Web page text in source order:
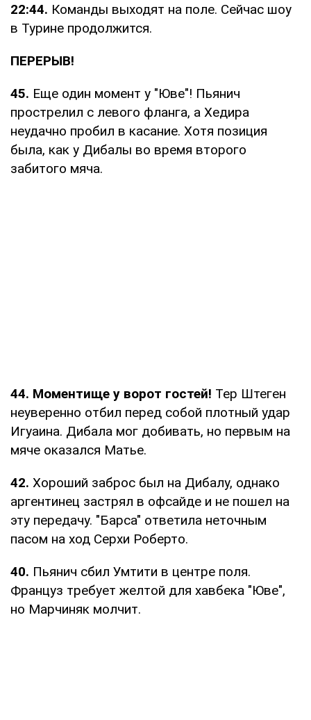
22:44. Команды выходят на поле. Сейчас шоу
в Турине продолжится.
ПЕРЕРЫВ!
45. Еще один момент у "Юве"! Пьянич
прострелил с левого фланга, а Хедира
неудачно пробил в касание. Хотя позиция
была, как у Дибалы во время второго
забитого мяча.
44. Моментище у ворот гостей! Тер Штеген
неуверенно отбил перед собой плотный удар
Игуаина. Дибала мог добивать, но первым на
мяче оказался Матье.
42. Хороший заброс был на Дибалу, однако
аргентинец застрял в офсайде и не пошел на
эту передачу. "Барса" ответила неточным
пасом на ход Серхи Роберто.
40. Пьянич сбил Умтити в центре поля.
Француз требует желтой для хавбека "Юве",
но Марчиняк молчит.